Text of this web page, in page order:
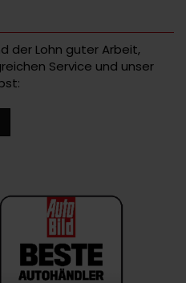
der Lohn guter Arbeit,
Service und unser